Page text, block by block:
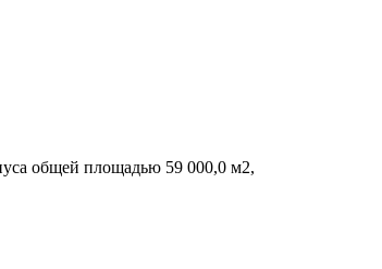
общей площадью 59 000,0 м2,